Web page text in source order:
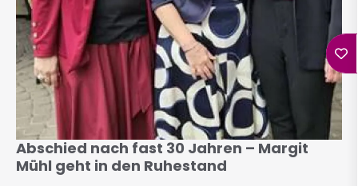
Abschied nach fast 30 Jahren – Margit
Mühl geht in den Ruhestand